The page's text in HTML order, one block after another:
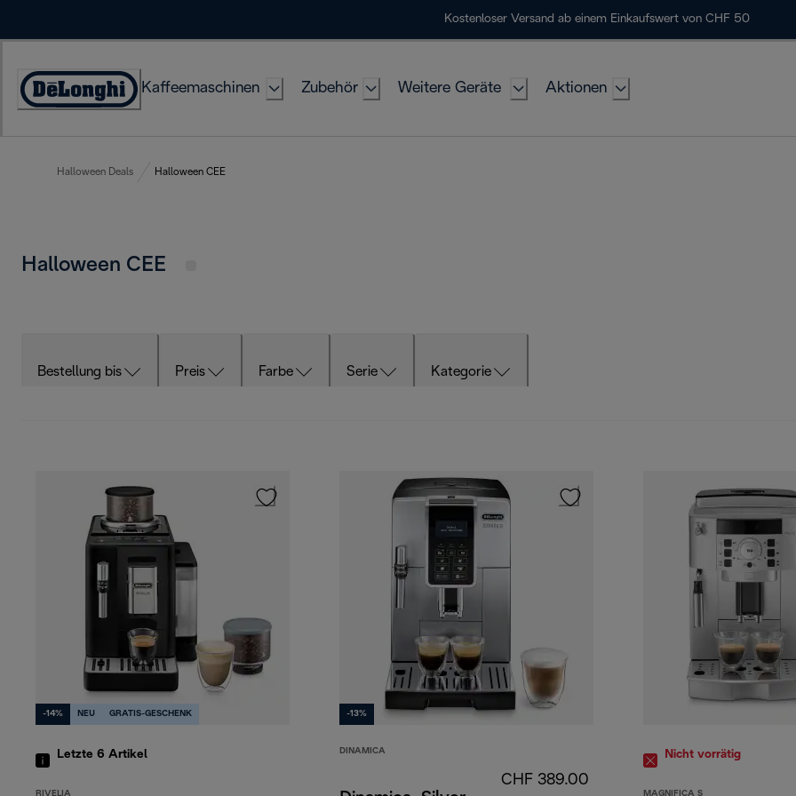
Kostenloser Versand ab einem Einkaufswert von CHF 50
Erklärung
Kaffeemaschinen Zubehör Weitere Geräte Aktionen
Halloween Deals Halloween CEE
Halloween CEE
Bestellung bis Preis Farbe Serie Kategorie
-14% NEU GRATIS-GESCHENK
Letzte 6 Artikel
RIVELIA
-13%
DINAMICA
CHF 389.00
Nicht vorrätig
MAGNIFICA S